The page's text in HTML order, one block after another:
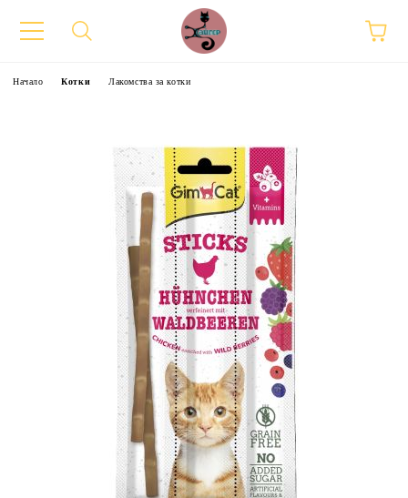
Начало Котки Лакомства за котки